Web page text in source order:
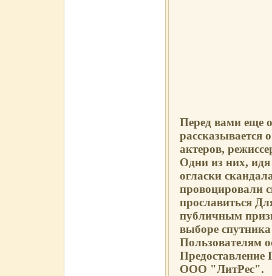
Перед вами еще
рассказывается
актеров,
Одни из них, идя
огласки
провоцировали
прославиться
публичным
выборе
Пользователям
Предоставление
ООО "ЛитРес".